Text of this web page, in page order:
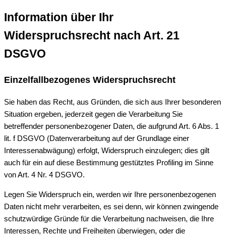
Information über Ihr
Widerspruchsrecht nach Art. 21
DSGVO
Einzelfallbezogenes Widerspruchsrecht
Sie haben das Recht, aus Gründen, die sich aus Ihrer besonderen
Situation ergeben, jederzeit gegen die Verarbeitung Sie
betreffender personenbezogener Daten, die aufgrund Art. 6 Abs. 1
lit. f DSGVO (Datenverarbeitung auf der Grundlage einer
Interessenabwägung) erfolgt, Widerspruch einzulegen; dies gilt
auch für ein auf diese Bestimmung gestütztes Profiling im Sinne
von Art. 4 Nr. 4 DSGVO.
Legen Sie Widerspruch ein, werden wir Ihre personenbezogenen
Daten nicht mehr verarbeiten, es sei denn, wir können zwingende
schutzwürdige Gründe für die Verarbeitung nachweisen, die Ihre
Interessen, Rechte und Freiheiten überwiegen, oder die